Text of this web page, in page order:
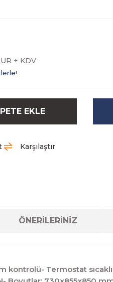
+ KDV
EKLE
Karşılaştır
ÖNERİLERİNİZ
kontrolü- Termostat